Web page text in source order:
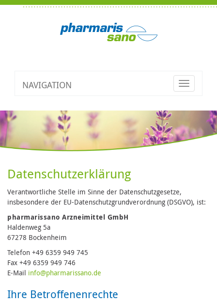
NAVIGATION
Toggle
Datenschutzerklärung
Verantwortliche Stelle im Sinne der Datenschutzgesetze,
insbesondere der EU-Datenschutzgrundverordnung (DSGVO), ist:
pharmarissano Arzneimittel GmbH
Haldenweg 5a
67278 Bockenheim
Telefon +49 6359 949 745
Fax +49 6359 949 746
E-Mail info@pharmarissano.de
Ihre Betroffenenrechte